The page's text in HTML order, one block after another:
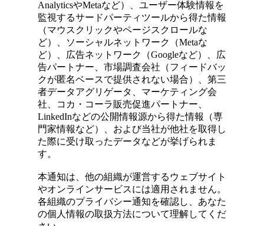
AnalyticsやMetaなど）、ユーザー体験情報を
監視するサードパーティツールから得た情報
（マウスクリックやページスクロールな
ど）、ソーシャルネットワーク（Metaな
ど）、広告ネットワーク（Googleなど）、広
告パートナー、市場調査会社（フィードバッ
クが匿名ベースで提供されない場合）、第三
者データアグリゲータ、マーケティング会
社、コカ・コーラ販売促進パートナー、
LinkedInなどの公開情報源から得た情報（専
門家情報など）、および当社が他社を取得し
た際に受け取ったデータなどが挙げられま
す。
本通知は、他の組織が運営するウェブサイト
やオンラインサービスには適用されません。
各組織のプライバシー通知を確認し、あなた
の個人情報の取扱方法について理解してくだ